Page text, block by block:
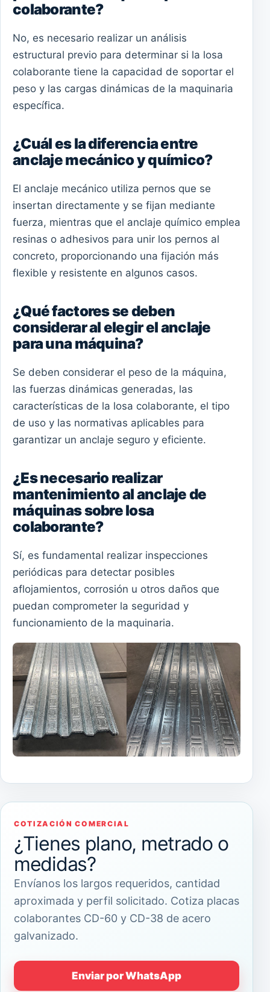
colaborante?
No, es necesario realizar un análisis
estructural previo para determinar si la losa
colaborante tiene la capacidad de soportar el
peso y las cargas dinámicas de la maquinaria
específica.
¿Cuál es la diferencia entre
anclaje mecánico y químico?
El anclaje mecánico utiliza pernos que se
insertan directamente y se fijan mediante
fuerza, mientras que el anclaje químico emplea
resinas o adhesivos para unir los pernos al
concreto, proporcionando una fijación más
flexible y resistente en algunos casos.
¿Qué factores se deben
considerar al elegir el anclaje
para una máquina?
Se deben considerar el peso de la máquina,
las fuerzas dinámicas generadas, las
características de la losa colaborante, el tipo
de uso y las normativas aplicables para
garantizar un anclaje seguro y eficiente.
¿Es necesario realizar
mantenimiento al anclaje de
máquinas sobre losa
colaborante?
Sí, es fundamental realizar inspecciones
periódicas para detectar posibles
aflojamientos, corrosión u otros daños que
puedan comprometer la seguridad y
funcionamiento de la maquinaria.
COTIZACIÓN COMERCIAL
¿Tienes plano, metrado o
medidas?
Envíanos los largos requeridos, cantidad
aproximada y perfil solicitado. Cotiza placas
colaborantes CD-60 y CD-38 de acero
galvanizado.
Enviar por WhatsApp